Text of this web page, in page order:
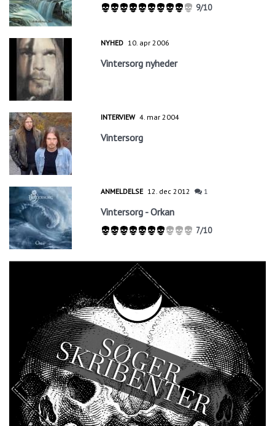
9/10
NYHED 10. apr 2006
Vintersorg nyheder
INTERVIEW 4. mar 2004
Vintersorg
ANMELDELSE 12. dec 2012 1
Vintersorg - Orkan
7/10